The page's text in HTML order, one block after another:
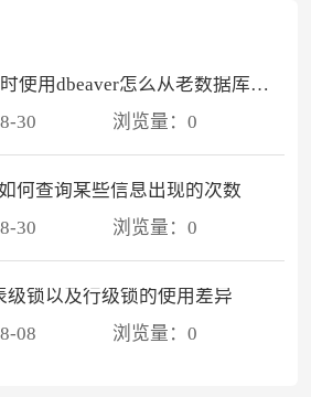
数据库有新增字段时使用dbeaver怎么从老数据库导入新数据库
30 浏览量：0
何查询某些信息出现的次数
30 浏览量：0
级锁以及行级锁的使用差异
08 浏览量：0